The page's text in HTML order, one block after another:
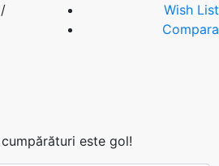
/
Wish List
Compara
este gol!